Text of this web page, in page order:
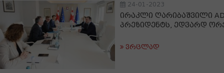
24-01-2023
ირაკლი ღარიბაშვილი
პრეზიდენტს, ედვარდ
ვრცლად